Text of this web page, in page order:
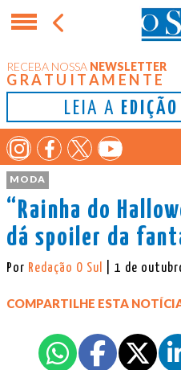
RECEBA NOSSA NEWSLETTER
GRATUITAMENTE
LEIA A EDIÇÃO
MODA
“Rainha do
dá spoiler da
Por Redação O Sul | 1 de
COMPARTILHE ESTA